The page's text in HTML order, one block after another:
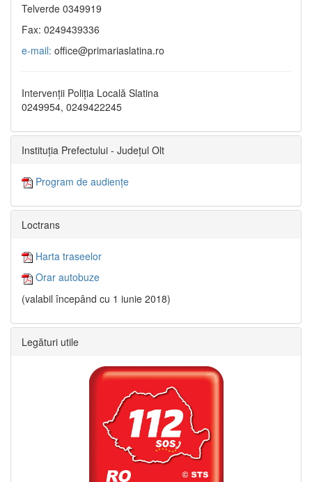
Telverde 0349919
Fax: 0249439336
e-mail: office@primariaslatina.ro
Intervenții Poliția Locală Slatina
0249954, 0249422245
Instituția Prefectului - Județul Olt
Program de audiențe
Loctrans
Harta traseelor
Orar autobuze
(valabil începând cu 1 iunie 2018)
Legături utile